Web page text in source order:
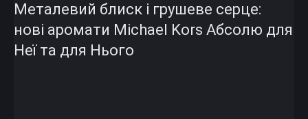
Металевий блиск і грушеве серце:
нові аромати Michael Kors Абсолю для
Неї та для Нього